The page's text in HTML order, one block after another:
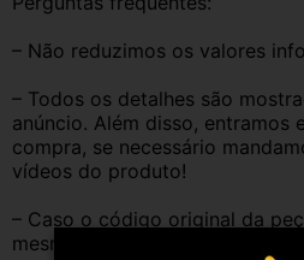
– Não reduzimos os valores
– Todos os detalhes são
anúncio. Além disso, entramos
compra, se necessário
vídeos do produto!
– Caso o código original da
mesmo descrito no anúncio